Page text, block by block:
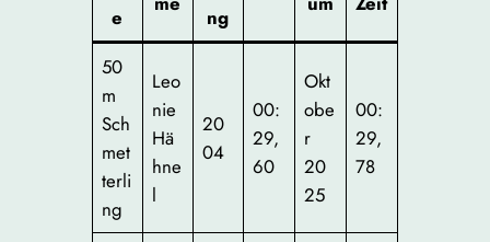
e
ng
50
m
Sch
met
terli
ng
Leo
nie
Hä
hne
l
20
04
00:
29,
60
Okt
obe
r
20
25
00:
29,
78